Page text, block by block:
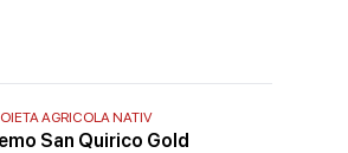
AGRICOLA NATIV
San Quirico Gold